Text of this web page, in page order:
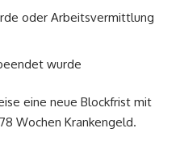
oder Arbeitsvermittlung
wurde
eine neue Blockfrist mit
Wochen Krankengeld.